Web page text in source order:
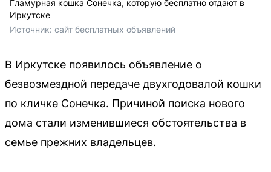
Гламурная кошка Сонечка, которую бесплатно отдают в
Иркутске
Источник: сайт бесплатных объявлений
В Иркутске появилось объявление о
безвозмездной передаче двухгодовалой кошки
по кличке Сонечка. Причиной поиска нового
дома стали изменившиеся обстоятельства в
семье прежних владельцев.